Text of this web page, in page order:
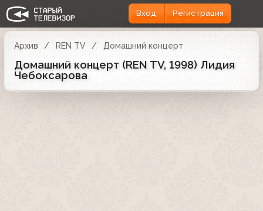
Вход Регистрация
Архив REN TV Домашний концерт
Домашний концерт (REN TV, 1998) Лидия
Чебоксарова